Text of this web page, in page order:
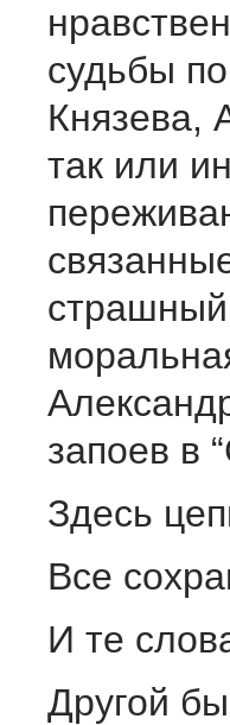
судьбы
Князева,
так или
страшный
запоев в
Здесь
Все
И те
Другой